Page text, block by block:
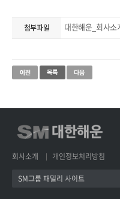
첨부파일 대한해운_회사
회사소개 개인정보처리방침
SM그룹 패밀리 사이트